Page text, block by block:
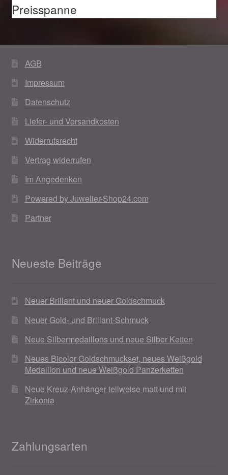
Preisspanne
AGB
Impressum
Datenschutz
Liefer- und Versandkosten
Widerrufsrecht
Vertrag widerrufen
Im Angedenken
Powered by Juwelier-Shop24.com
Partner
Neueste Beiträge
Neuer Brillant und neuer Goldschmuck
Neuer Gold- und Brillant-Schmuck
Neue Silbermedaillons und neue Silber Ketten
Neues Bicolor Goldschmuckset, neues Weißgold
Medaillon und neue Weißgold Panzerketten
Neue Kreuz-Anhänger teilweise matt und mit
Zirkonia
Zahlungsarten